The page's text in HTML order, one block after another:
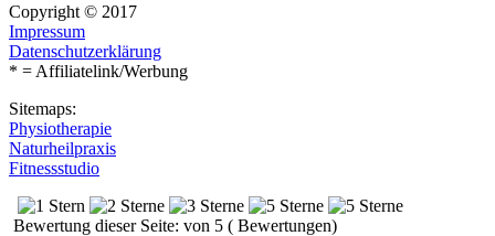
Copyright © 2017
Impressum
Datenschutzerklärung
* = Affiliatelink/Werbung
Sitemaps:
Physiotherapie
Naturheilpraxis
Fitnessstudio
Bewertung dieser Seite: von 5 ( Bewertungen)